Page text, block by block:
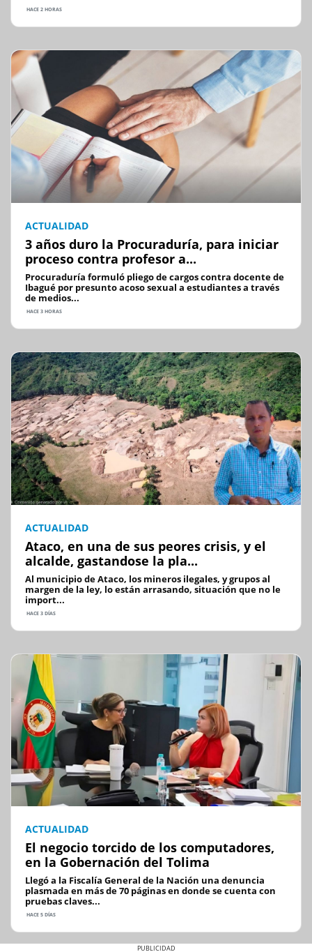
HACE 2 HORAS
ACTUALIDAD
3 años duro la Procuraduría, para iniciar
proceso contra profesor a...
Procuraduría formuló pliego de cargos contra docente de
Ibagué por presunto acoso sexual a estudiantes a través
de medios...
HACE 3 HORAS
ACTUALIDAD
Ataco, en una de sus peores crisis, y el
alcalde, gastandose la pla...
Al municipio de Ataco, los mineros ilegales, y grupos al
margen de la ley, lo están arrasando, situación que no le
import...
HACE 3 DÍAS
ACTUALIDAD
El negocio torcido de los computadores,
en la Gobernación del Tolima
Llegó a la Fiscalía General de la Nación una denuncia
plasmada en más de 70 páginas en donde se cuenta con
pruebas claves...
HACE 5 DÍAS